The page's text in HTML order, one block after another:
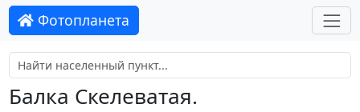
Фотопланета
Балка Скелеватая.